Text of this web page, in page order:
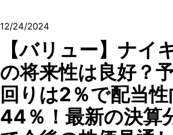
12/24/2024
【バリュー】ナイ
の将来性は良好？
回りは2％で配当性
44％！最新の決算